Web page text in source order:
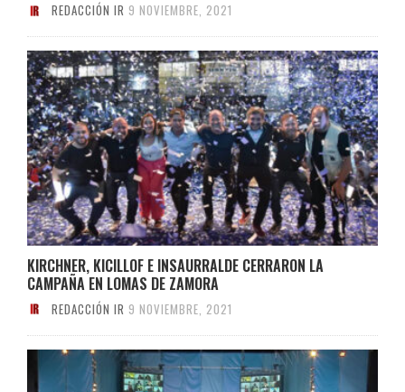
REDACCIÓN IR 9 NOVIEMBRE, 2021
KIRCHNER, KICILLOF E INSAURRALDE CERRARON LA
CAMPAÑA EN LOMAS DE ZAMORA
REDACCIÓN IR 9 NOVIEMBRE, 2021